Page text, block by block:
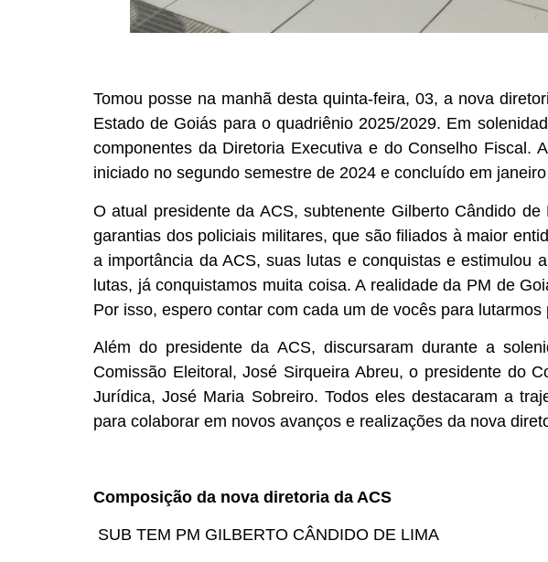
Tomou posse na manhã desta quinta-feira, 03, a nova
Estado de Goiás para o quadriênio 2025/2029. Em
componentes da Diretoria Executiva e do Conselho Fiscal.
iniciado no segundo semestre de 2024 e concluído em
O atual presidente da ACS, subtenente Gilberto Cândido
garantias dos policiais militares, que são filiados à maior
a importância da ACS, suas lutas e conquistas e estimulou
lutas, já conquistamos muita coisa. A realidade da PM de
Por isso, espero contar com cada um de vocês para
Além do presidente da ACS, discursaram durante a
Comissão Eleitoral, José Sirqueira Abreu, o presidente do
Jurídica, José Maria Sobreiro. Todos eles destacaram a
para colaborar em novos avanços e realizações da nova
Composição da nova diretoria da ACS
SUB TEM PM GILBERTO CÂNDIDO DE LIMA